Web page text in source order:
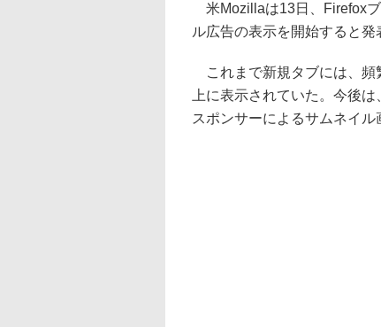
米Mozillaは13日、Firefox
ル広告の表示を開始すると発
これまで新規タブには、頻
上に表示されていた。今後
スポンサーによるサムネイル